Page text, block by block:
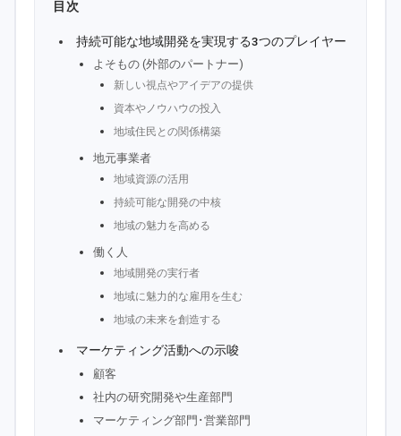
目次
持続可能な地域開発を実現する3つのプレイヤー
よそもの (外部のパートナー)
新しい視点やアイデアの提供
資本やノウハウの投入
地域住民との関係構築
地元事業者
地域資源の活用
持続可能な開発の中核
地域の魅力を高める
働く人
地域開発の実行者
地域に魅力的な雇用を生む
地域の未来を創造する
マーケティング活動への示唆
顧客
社内の研究開発や生産部門
マーケティング部門･営業部門